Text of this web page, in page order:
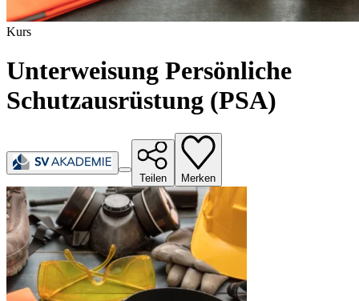
Kurs
Unterweisung Persönliche
Schutzausrüstung (PSA)
Teilen Merken